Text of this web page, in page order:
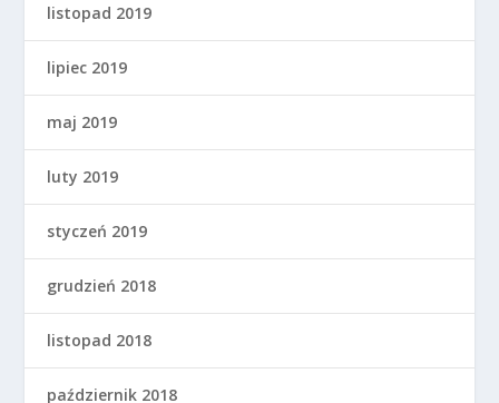
listopad 2019
lipiec 2019
maj 2019
luty 2019
styczeń 2019
grudzień 2018
listopad 2018
październik 2018